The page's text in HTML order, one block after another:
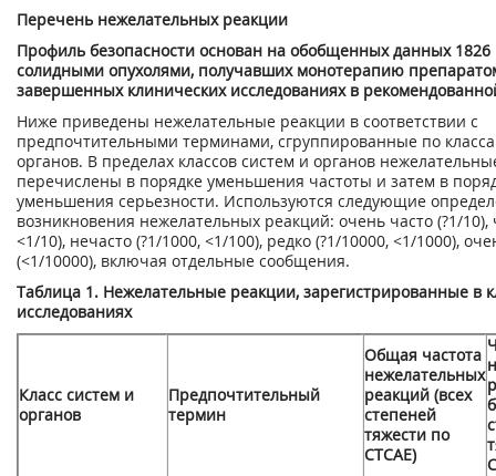
Перечень нежелательных реакции
Профиль безопасности основан на обобщенных данных 1826
солидными опухолями, получавших монотерапию
завершенных клинических исследованиях в
Ниже приведены нежелательные реакции в соответствии с
предпочтительными терминами, сгруппированные по
органов. В пределах классов систем и органов
перечислены в порядке уменьшения частоты и затем в
уменьшения серьезности. Используются следующие
возникновения нежелательных реакций: очень часто (?1/10),
<1/10), нечасто (?1/1000, <1/100), редко (?1/10000, <1/1000),
(<1/10000), включая отдельные сообщения.
Таблица 1. Нежелательные реакции, зарегистрированные в
исследованиях
Класс систем и
органов
Предпочтительный
термин
Общая частота
нежелательных
реакций (всех
степеней
тяжести по
СТСАЕ)